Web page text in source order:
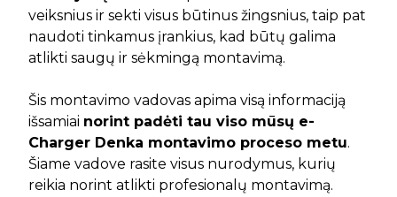
veiksnius ir sekti visus būtinus žingsnius, taip pat
naudoti tinkamus įrankius, kad būtų galima
atlikti saugų ir sėkmingą montavimą.
Šis montavimo vadovas apima visą informaciją
išsamiai norint padėti tau viso mūsų e-
Charger Denka montavimo proceso metu.
Šiame vadove rasite visus nurodymus, kurių
reikia norint atlikti profesionalų montavimą.